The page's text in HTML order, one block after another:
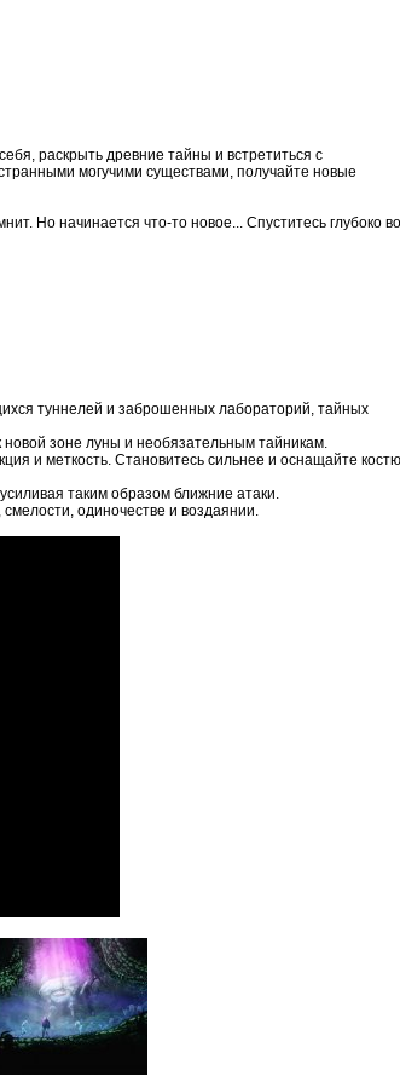
раскрыть древние тайны и встретиться с
могучими существами, получайте новые
Но начинается что-то новое... Спуститесь глубоко во
туннелей и заброшенных лабораторий, тайных
зоне луны и необязательным тайникам.
и меткость. Становитесь сильнее и оснащайте
таким образом ближние атаки.
одиночестве и воздаянии.